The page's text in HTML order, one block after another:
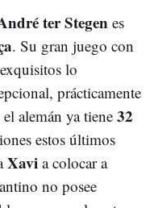
ter Stegenes
. Su gran juego con
lo
prácticamente
alemán ya tiene 32
estos últimos
Xavi a colocar a
no posee